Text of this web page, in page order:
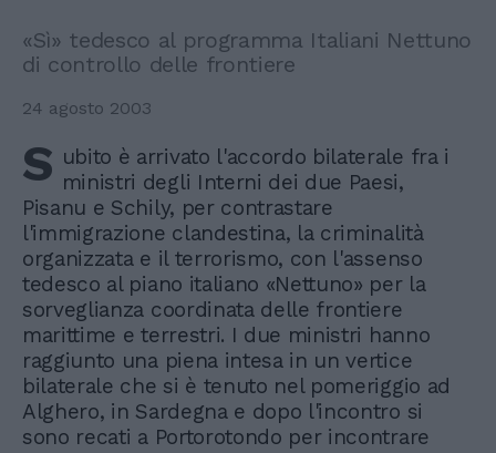
«Sì» tedesco al programma Italiani Nettuno
di controllo delle frontiere
24 agosto 2003
S ubito è arrivato l'accordo bilaterale fra i
ministri degli Interni dei due Paesi,
Pisanu e Schily, per contrastare
l'immigrazione clandestina, la criminalità
organizzata e il terrorismo, con l'assenso
tedesco al piano italiano «Nettuno» per la
sorveglianza coordinata delle frontiere
marittime e terrestri. I due ministri hanno
raggiunto una piena intesa in un vertice
bilaterale che si è tenuto nel pomeriggio ad
Alghero, in Sardegna e dopo l'incontro si
sono recati a Portorotondo per incontrare